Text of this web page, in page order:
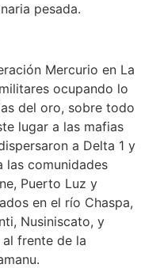
pesada.
Mercurio en La
ocupando lo
del oro, sobre todo
lugar a las mafias
a Delta 1 y
las comunidades
Puerto Luz y
en el río Chaspa,
Nusiniscato, y
frente de la